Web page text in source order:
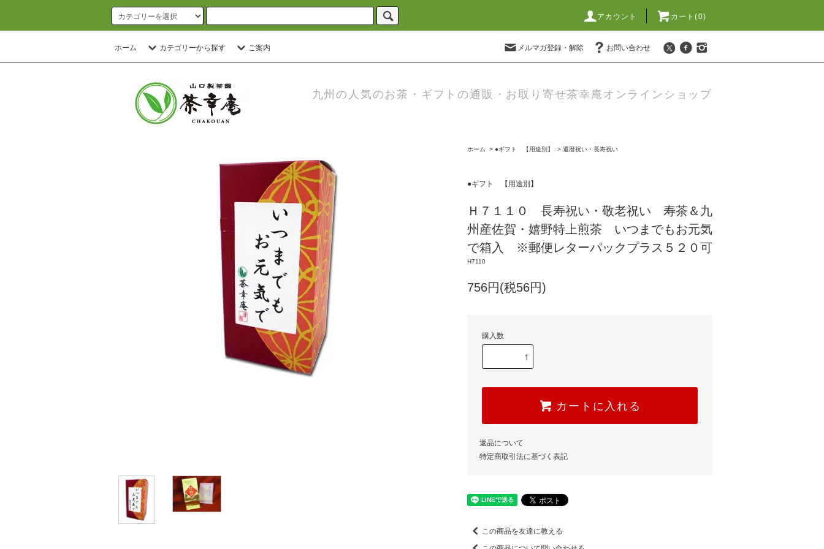
アカウント カート(0)
ホーム カテゴリーから探す ご案内 メルマガ登録・解除 お問い合わせ
九州の人気のお茶・ギフトの通販・お取り寄せ茶幸庵オンラインショップ
ホーム > ●ギフト 【用途別】 > 還暦祝い・長寿祝い
●ギフト 【用途別】
Ｈ７１１０ 長寿祝い・敬老祝い 寿茶＆九
州産佐賀・嬉野特上煎茶 いつまでもお元気
で箱入 ※郵便レターパックプラス５２０可
H7110
756円(税56円)
購入数
カートに入れる
返品について
特定商取引法に基づく表記
この商品を友達に教える